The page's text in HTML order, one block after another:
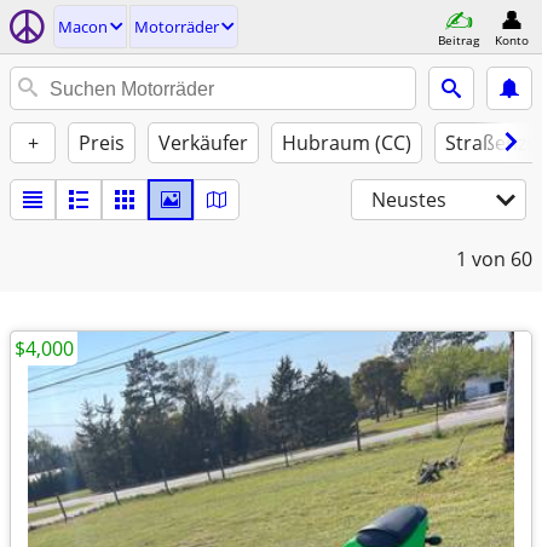
Macon Motorräder
Beitrag Konto
+ Preis Verkäufer Hubraum (CC)
Neustes
1 von 60
$4,000